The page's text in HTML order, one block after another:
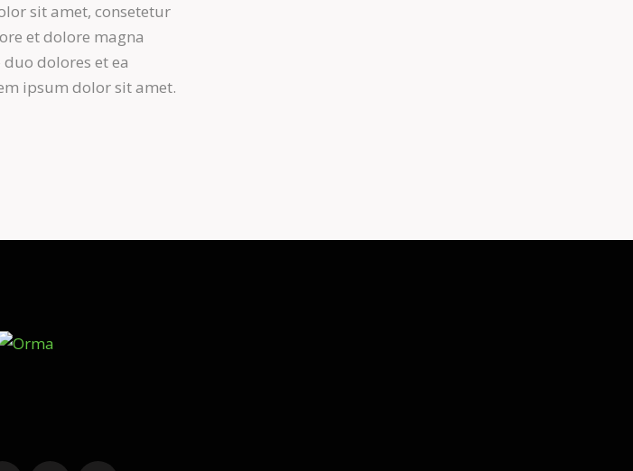
sit amet, consetetur
et dolore magna
dolores et ea
ipsum dolor sit amet.